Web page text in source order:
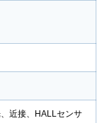
近接、HALLセンサ